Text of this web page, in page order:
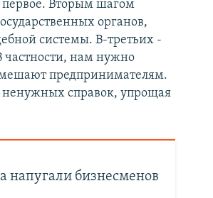
первое. Вторым шагом
органов,
системы. В-третьих -
нам нужно
мешают предпринимателям.
справок, упрощая
напугали бизнесменов